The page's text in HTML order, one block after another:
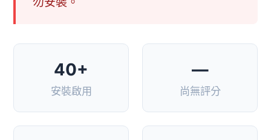
40+
安裝啟用
—
尚無評分